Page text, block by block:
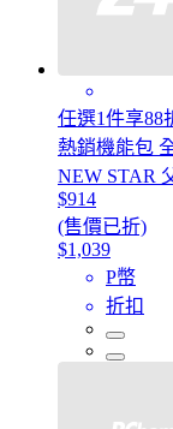
任選1件享88
熱銷機能包
NEW STAR
$914
(售價已折)
$1,039
P幣
折扣